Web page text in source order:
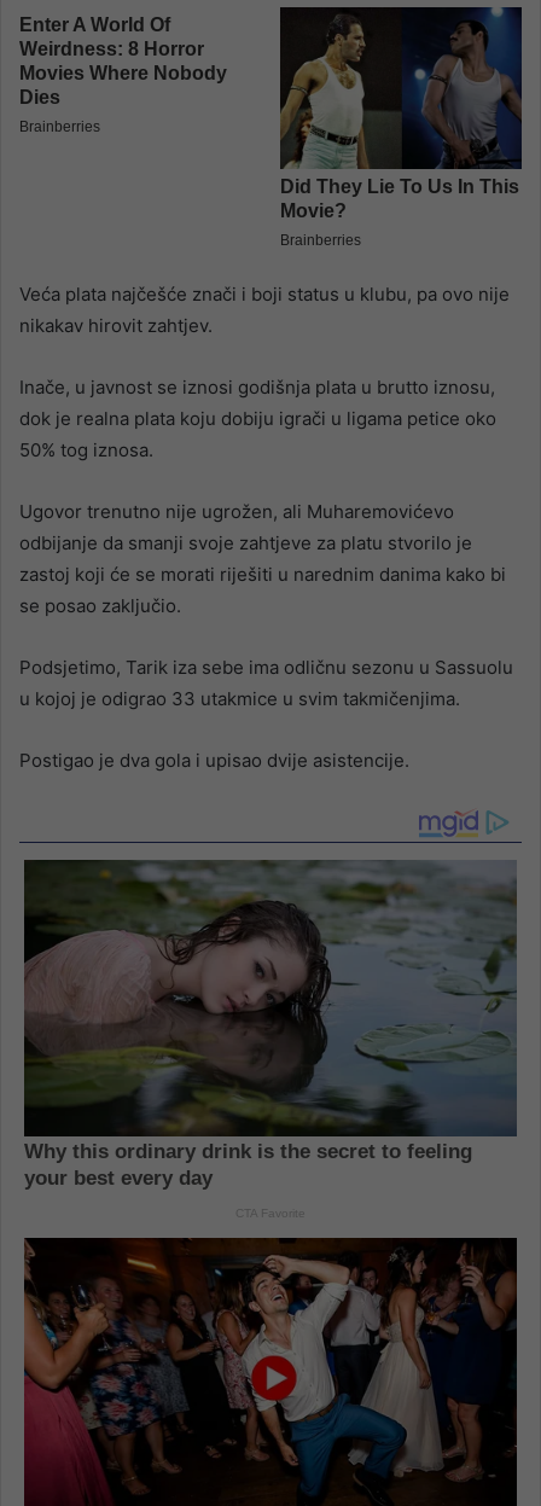
Veća plata najčešće znači i boji status u klubu, pa ovo nije
nikakav hirovit zahtjev.
Inače, u javnost se iznosi godišnja plata u brutto iznosu,
dok je realna plata koju dobiju igrači u ligama petice oko
50% tog iznosa.
Ugovor trenutno nije ugrožen, ali Muharemovićevo
odbijanje da smanji svoje zahtjeve za platu stvorilo je
zastoj koji će se morati riješiti u narednim danima kako bi
se posao zaključio.
Podsjetimo, Tarik iza sebe ima odličnu sezonu u Sassuolu
u kojoj je odigrao 33 utakmice u svim takmičenjima.
Postigao je dva gola i upisao dvije asistencije.